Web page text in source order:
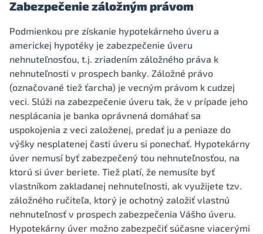
Zabezpečenie záložným právom
Podmienkou pre získanie hypotekárneho úveru a
americkej hypotéky je zabezpečenie úveru
nehnuteľnosťou, t.j. zriadením záložného práva k
nehnuteľnosti v prospech banky. Záložné právo
(označované tiež ťarcha) je vecným právom k cudzej
veci. Slúži na zabezpečenie úveru tak, že v prípade jeho
nesplácania je banka oprávnená domáhať sa
uspokojenia z veci založenej, predať ju a peniaze do
výšky nesplatenej časti úveru si ponechať. Hypotekárny
úver nemusí byť zabezpečený tou nehnuteľnosťou, na
ktorú si úver beriete. Tiež platí, že nemusíte byť
vlastníkom zakladanej nehnuteľnosti, ak využijete tzv.
záložného ručiteľa, ktorý je ochotný založiť vlastnú
nehnuteľnosť v prospech zabezpečenia Vášho úveru.
Hypotekárny úver možno zabezpečiť súčasne viacerými